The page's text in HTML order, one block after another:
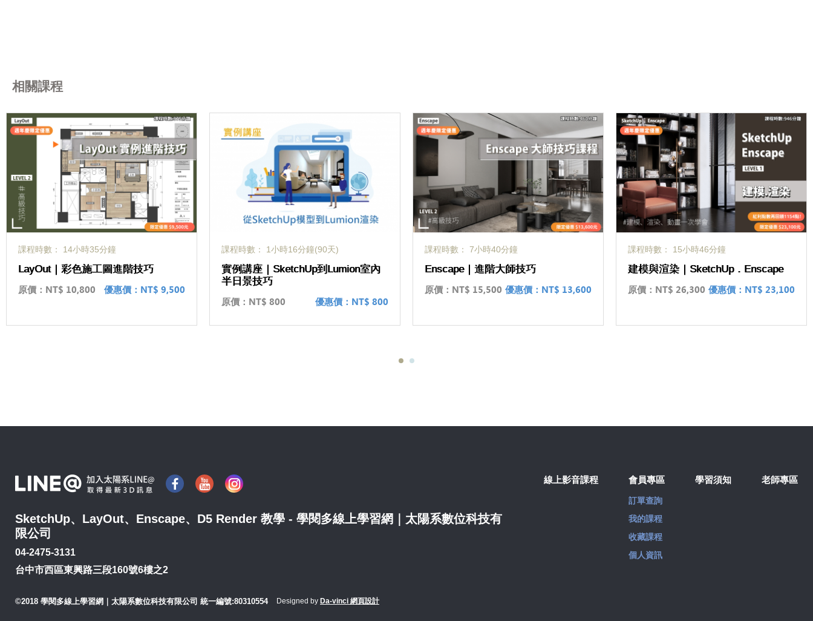
相關課程
課程時數： 14小時35分鐘
LayOut｜彩色施工圖進階技巧
原價： NT$ 10,800 優惠價： NT$ 9,500
課程時數： 1小時16分鐘(90天)
實例講座｜SketchUp到Lumion室內
半日景技巧
原價： NT$ 800 優惠價： NT$ 800
課程時數： 7小時40分鐘
Enscape｜進階大師技巧
原價： NT$ 15,500 優惠價： NT$ 13,600
課程時數： 15小時46分鐘
建模與渲染｜SketchUp．Enscape
原價： NT$ 26,300 優惠價： NT$ 23,100
線上影音課程 會員專區
訂單查詢
我的課程
收藏課程
個人資訊
學習須知 老師專區
SketchUp、LayOut、Enscape、D5 Render 教學 - 學閱多線上學習網｜太陽系數位科技有
限公司
04-2475-3131
台中市西區東興路三段160號6樓之2
©2018 學閱多線上學習網｜太陽系數位科技有限公司 統一編號:80310554 Designed by Da-vinci 網頁設計